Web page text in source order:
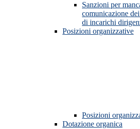
Sanzioni per
comunicazione
di incarichi
Posizioni organizzative
Posizioni
Dotazione organica